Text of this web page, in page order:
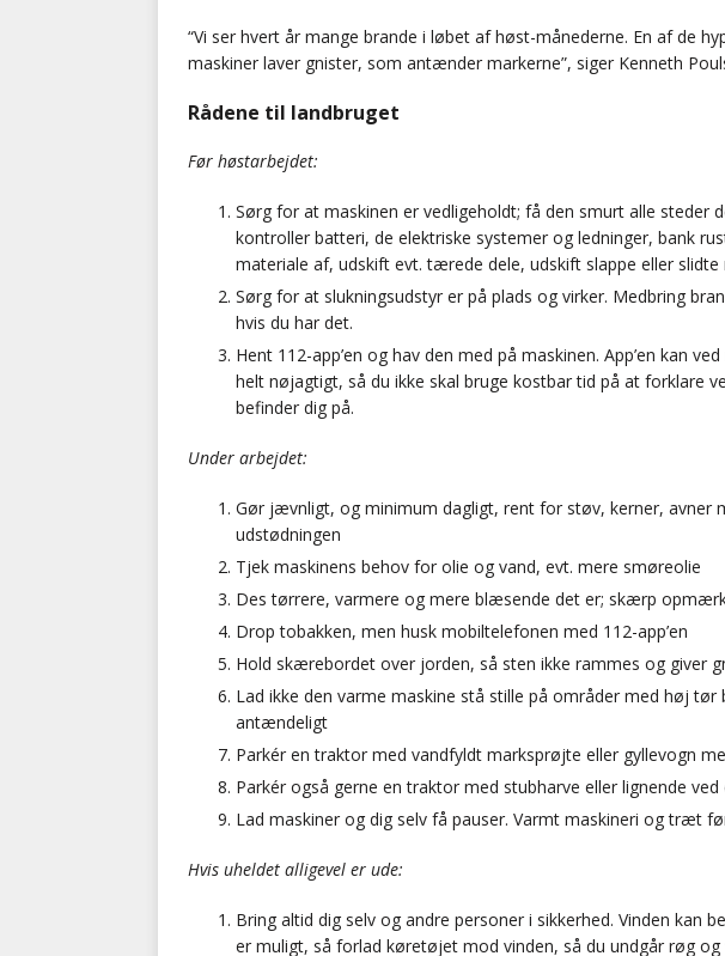
“Vi ser hvert år mange brande i løbet af høst-månederne. En af de
maskiner laver gnister, som antænder markerne”, siger Kenneth
Rådene til landbruget
Før høstarbejdet:
Sørg for at maskinen er vedligeholdt; få den smurt alle steder
kontroller batteri, de elektriske systemer og ledninger, bank
materiale af, udskift evt. tærede dele, udskift slappe eller
Sørg for at slukningsudstyr er på plads og virker. Medbring
hvis du har det.
Hent 112-app’en og hav den med på maskinen. App’en kan
helt nøjagtigt, så du ikke skal bruge kostbar tid på at forklare
befinder dig på.
Under arbejdet:
Gør jævnligt, og minimum dagligt, rent for støv, kerner, avner
udstødningen
Tjek maskinens behov for olie og vand, evt. mere smøreolie
Des tørrere, varmere og mere blæsende det er; skærp
Drop tobakken, men husk mobiltelefonen med 112-app’en
Hold skærebordet over jorden, så sten ikke rammes og giver
Lad ikke den varme maskine stå stille på områder med høj
antændeligt
Parkér en traktor med vandfyldt marksprøjte eller gyllevogn
Parkér også gerne en traktor med stubharve eller lignende
Lad maskiner og dig selv få pauser. Varmt maskineri og træt
Hvis uheldet alligevel er ude:
Bring altid dig selv og andre personer i sikkerhed. Vinden kan
er muligt, så forlad køretøjet mod vinden, så du undgår røg